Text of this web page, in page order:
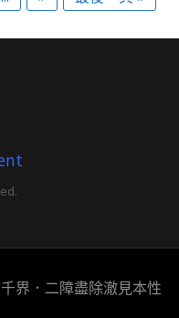
界．二障盡除澈見本性